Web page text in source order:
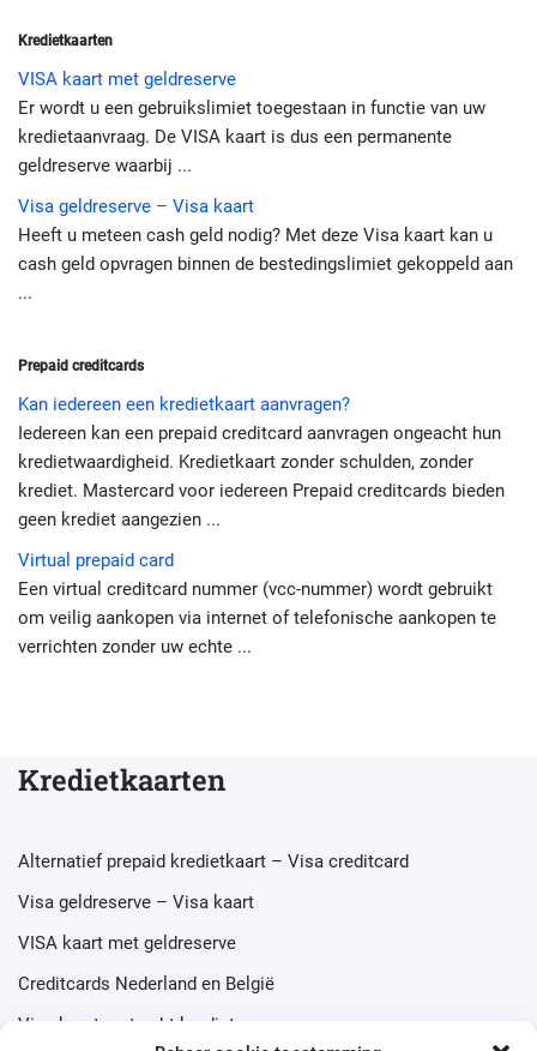
Kredietkaarten
VISA kaart met geldreserve
Er wordt u een gebruikslimiet toegestaan in functie van uw
kredietaanvraag. De VISA kaart is dus een permanente
geldreserve waarbij ...
Visa geldreserve – Visa kaart
Heeft u meteen cash geld nodig? Met deze Visa kaart kan u
cash geld opvragen binnen de bestedingslimiet gekoppeld aan
...
Prepaid creditcards
Kan iedereen een kredietkaart aanvragen?
Iedereen kan een prepaid creditcard aanvragen ongeacht hun
kredietwaardigheid. Kredietkaart zonder schulden, zonder
krediet. Mastercard voor iedereen Prepaid creditcards bieden
geen krediet aangezien ...
Virtual prepaid card
Een virtual creditcard nummer (vcc-nummer) wordt gebruikt
om veilig aankopen via internet of telefonische aankopen te
verrichten zonder uw echte ...
Kredietkaarten
Alternatief prepaid kredietkaart – Visa creditcard
Visa geldreserve – Visa kaart
VISA kaart met geldreserve
Creditcards Nederland en België
Visa kaart met echt krediet